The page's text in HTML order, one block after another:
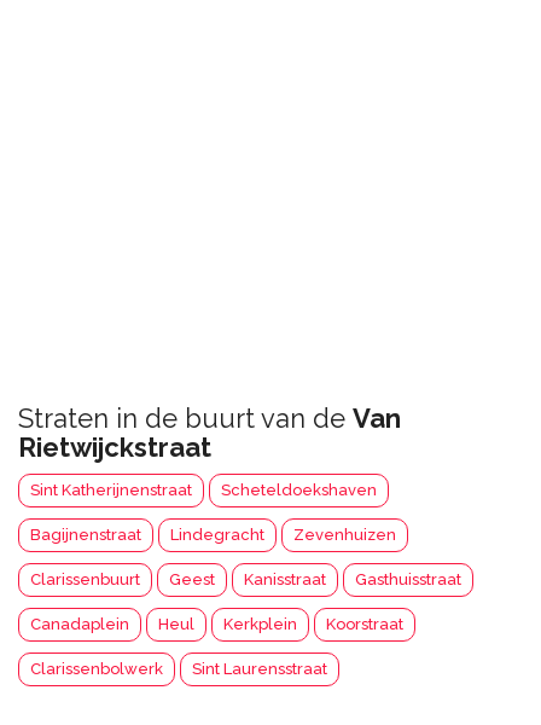
Straten in de buurt van de Van
Rietwijckstraat
Sint Katherijnenstraat Scheteldoekshaven
Bagijnenstraat Lindegracht Zevenhuizen
Clarissenbuurt Geest Kanisstraat Gasthuisstraat
Canadaplein Heul Kerkplein Koorstraat
Clarissenbolwerk Sint Laurensstraat